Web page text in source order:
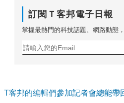
訂閱Ｔ客邦電子日報
掌握最熱門的科技話題、網路動態
T客邦的編輯們參加記者會總能帶